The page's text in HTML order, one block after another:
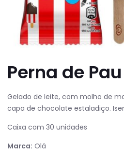
Perna de Pau
Gelado de leite, com molho de
capa de chocolate estaladiço.
Caixa com 30 unidades
Marca: Olá